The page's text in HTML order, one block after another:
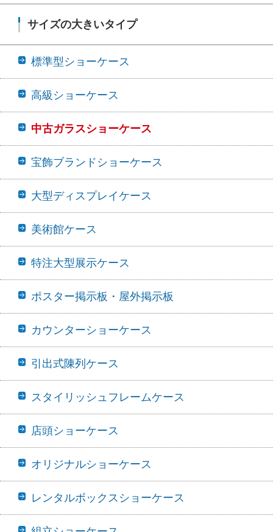
サイズの大きいタイプ
標準型ショーケース
高級ショーケース
中古ガラスショーケース
宝飾ブランドショーケース
大型ディスプレイケース
美術館ケース
特注大型展示ケース
ポスター掲示板・屋外掲示板
カウンターショーケース
引出式陳列ケース
スタイリッシュフレームケース
店頭ショーケース
オリジナルショーケース
レンタルボックスショーケース